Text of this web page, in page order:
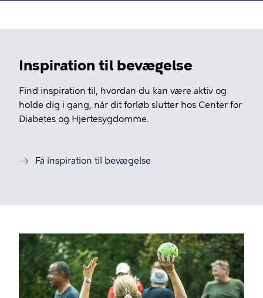
Inspiration til bevægelse
Find inspiration til, hvordan du kan være aktiv og
holde dig i gang, når dit forløb slutter hos Center for
Diabetes og Hjertesygdomme.
Få inspiration til bevægelse
Billede